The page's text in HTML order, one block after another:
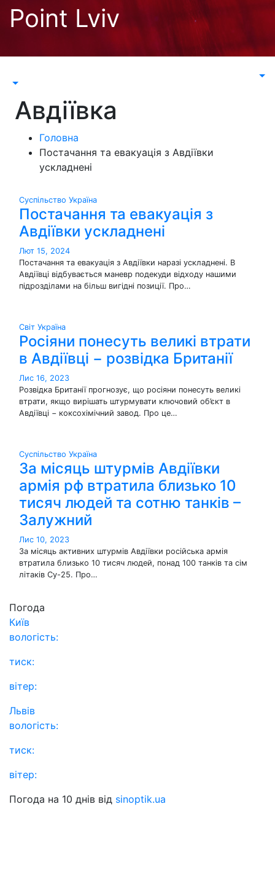
Перейти
Point Lviv
Авдіївка
Головна
Постачання та евакуація з Авдіївки
ускладнені
Суспільство Україна
Постачання та евакуація з
Авдіївки ускладнені
Лют 15, 2024
Постачання та евакуація з Авдіївки наразі ускладнені. В
Авдіївці відбувається маневр подекуди відходу нашими
підрозділами на більш вигідні позиції. Про…
Світ Україна
Росіяни понесуть великі втрати
в Авдіївці − розвідка Британії
Лис 16, 2023
Розвідка Британії прогнозує, що росіяни понесуть великі
втрати, якщо вирішать штурмувати ключовий об’єкт в
Авдіївці − коксохімічний завод. Про це…
Суспільство Україна
За місяць штурмів Авдіївки
армія рф втратила близько 10
тисяч людей та сотню танків –
Залужний
Лис 10, 2023
За місяць активних штурмів Авдіївки російська армія
втратила близько 10 тисяч людей, понад 100 танків та сім
літаків Су-25. Про…
Погода
Київ
вологість:
тиск:
вітер:
Львів
вологість:
тиск:
вітер:
Погода на 10 днів від sinoptik.ua